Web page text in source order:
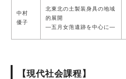
中村
優子
北東北の土製装身具の地域
的展開
―五月女萢遺跡を中心に―
【現代社会課程】